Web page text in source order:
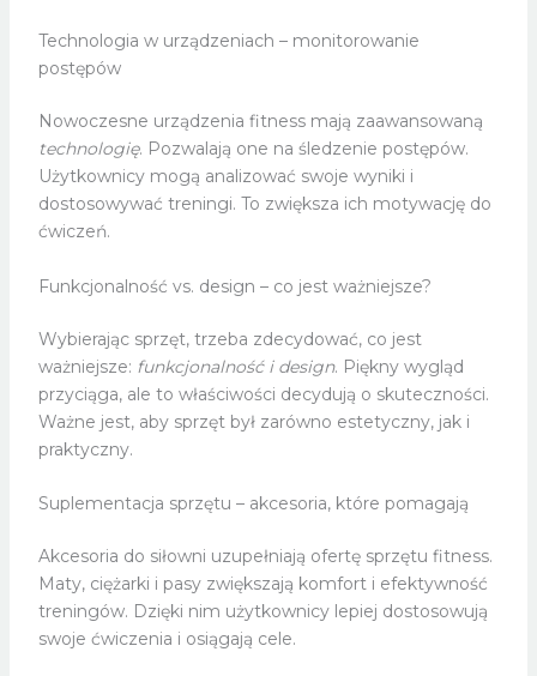
Technologia w urządzeniach – monitorowanie
postępów
Nowoczesne urządzenia fitness mają zaawansowaną
technologię. Pozwalają one na śledzenie postępów.
Użytkownicy mogą analizować swoje wyniki i
dostosowywać treningi. To zwiększa ich motywację do
ćwiczeń.
Funkcjonalność vs. design – co jest ważniejsze?
Wybierając sprzęt, trzeba zdecydować, co jest
ważniejsze: funkcjonalność i design. Piękny wygląd
przyciąga, ale to właściwości decydują o skuteczności.
Ważne jest, aby sprzęt był zarówno estetyczny, jak i
praktyczny.
Suplementacja sprzętu – akcesoria, które pomagają
Akcesoria do siłowni uzupełniają ofertę sprzętu fitness.
Maty, ciężarki i pasy zwiększają komfort i efektywność
treningów. Dzięki nim użytkownicy lepiej dostosowują
swoje ćwiczenia i osiągają cele.